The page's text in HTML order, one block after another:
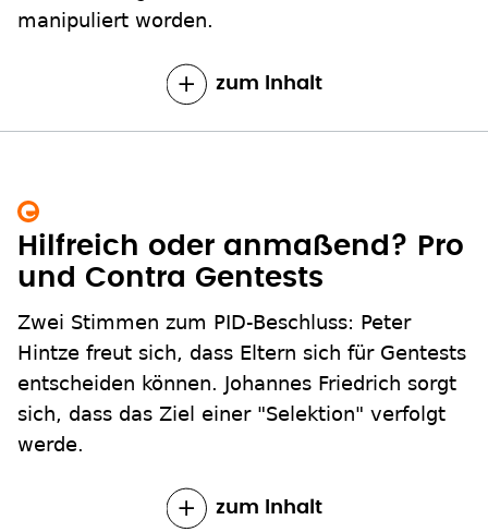
manipuliert worden.
zum Inhalt
Hilfreich oder anmaßend? Pro
und Contra Gentests
Zwei Stimmen zum PID-Beschluss: Peter
Hintze freut sich, dass Eltern sich für Gentests
entscheiden können. Johannes Friedrich sorgt
sich, dass das Ziel einer "Selektion" verfolgt
werde.
zum Inhalt